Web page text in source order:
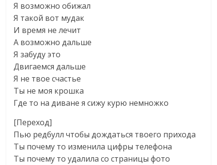
Я возможно обижал
Я такой вот мудак
И время не лечит
А возможно дальше
Я забуду это
Двигаемся дальше
Я не твое счастье
Ты не моя крошка
Где то на диване я сижу курю немножко
[Переход]
Пью редбулл чтобы дождаться твоего прихода
Ты почему то изменила цифры телефона
Ты почему то удалила со страницы фото